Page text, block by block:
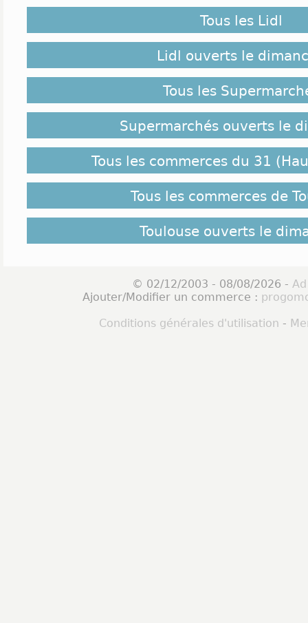
Tous les Lidl
Lidl ouverts le
Tous les
Supermarchés ouverts le
Tous les commerces du 31
Tous les commerces de
Toulouse ouverts le
© 02/12/2003 - 08/08/2026 -
Ajouter/Modifier un commerce :
Conditions générales d'utilisation -